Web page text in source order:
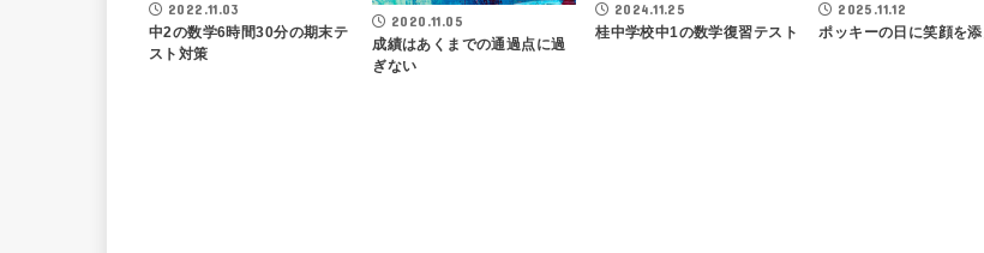
2022.11.03
中2の数学6時間30分の期末テ
スト対策
2020.11.05
成績はあくまでの通過点に過
ぎない
2024.11.25
桂中学校中1の数学復習テスト
2025.11.12
ポッキーの日に笑顔を添